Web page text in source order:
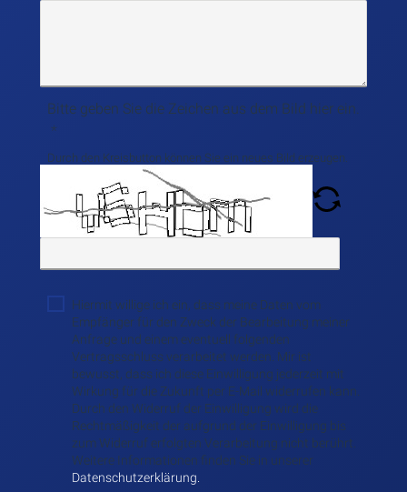
Bitte geben Sie die Zeichen aus dem Bild hier ein.
Durch den Kreisbutton können Sie ein neues Bild erzeugen.
Hiermit willige ich ein, dass meine Daten vom
Empfänger für den Zweck der Bearbeitung meiner
Anfrage und einem eventuell folgenden
Vertragsschluss verarbeitet werden. Mir ist
bewusst, dass ich diese Einwilligung jederzeit mit
Wirkung für die Zukunft per E-Mail widerrufen kann.
Durch den Widerruf der Einwilligung wird die
Rechtmäßigkeit der aufgrund der Einwilligung bis
zum Widerruf erfolgten Verarbeitung nicht berührt.
Weitere Informationen finden Sie in unserer
Datenschutzerklärung.